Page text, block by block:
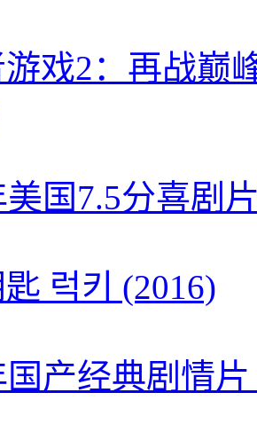
戏2：再战巅
美国7.5分喜剧
럭키 (2016)
国产经典剧情